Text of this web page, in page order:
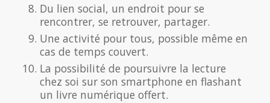
Du lien social, un endroit pour se
rencontrer, se retrouver, partager.
Une activité pour tous, possible même en
cas de temps couvert.
La possibilité de poursuivre la lecture
chez soi sur son smartphone en flashant
un livre numérique offert.